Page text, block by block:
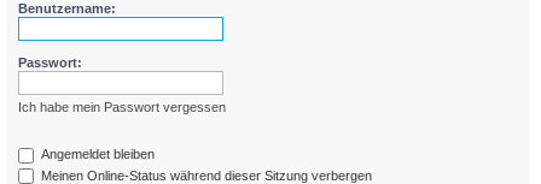
Benutzername:
Passwort:
Ich habe mein Passwort vergessen
Angemeldet bleiben
Meinen Online-Status während dieser Sitzung verbergen